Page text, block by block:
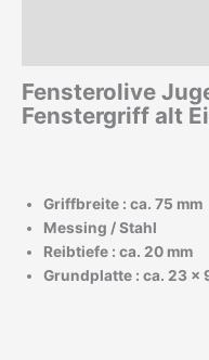
Fensterolive
Fenstergriff alt
Griffbreite : ca. 75 mm
Messing / Stahl
Reibtiefe : ca. 20 mm
Grundplatte : ca. 23 x